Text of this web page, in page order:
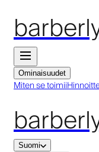
Ominaisuudet
Miten se toimii
Suomi